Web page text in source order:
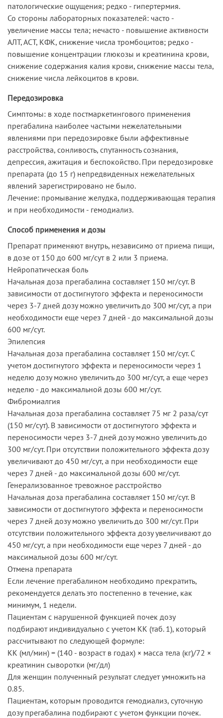
патологические ощущения; редко - гипертермия.
Со стороны лабораторных показателей: часто -
увеличение массы тела; нечасто - повышение активности
АЛТ, АСТ, КФК, снижение числа тромбоцитов; редко -
повышение концентрации глюкозы и креатинина крови,
снижение содержания калия крови, снижение массы тела,
снижение числа лейкоцитов в крови.
Передозировка
Симптомы: в ходе постмаркетингового применения
прегабалина наиболее частыми нежелательными
явлениями при передозировке были аффективные
расстройства, сонливость, спутанность сознания,
депрессия, ажитация и беспокойство. При передозировке
препарата (до 15 г) непредвиденных нежелательных
явлений зарегистрировано не было.
Лечение: промывание желудка, поддерживающая терапия
и при необходимости - гемодиализ.
Способ применения и дозы
Препарат применяют внутрь, независимо от приема пищи,
в дозе от 150 до 600 мг/сут в 2 или 3 приема.
Нейропатическая боль
Начальная доза прегабалина составляет 150 мг/сут. В
зависимости от достигнутого эффекта и переносимости
через 3-7 дней дозу можно увеличить до 300 мг/сут, а при
необходимости еще через 7 дней - до максимальной дозы
600 мг/сут.
Эпилепсия
Начальная доза прегабалина составляет 150 мг/сут. С
учетом достигнутого эффекта и переносимости через 1
неделю дозу можно увеличить до 300 мг/сут, а еще через
неделю - до максимальной дозы 600 мг/сут.
Фибромиалгия
Начальная доза прегабалина составляет 75 мг 2 раза/сут
(150 мг/сут). В зависимости от достигнутого эффекта и
переносимости через 3-7 дней дозу можно увеличить до
300 мг/сут. При отсутствии положительного эффекта дозу
увеличивают до 450 мг/сут, а при необходимости еще
через 7 дней - до максимальной дозы 600 мг/сут.
Генерализованное тревожное расстройство
Начальная доза прегабалина составляет 150 мг/сут. В
зависимости от достигнутого эффекта и переносимости
через 7 дней дозу можно увеличить до 300 мг/сут. При
отсутствии положительного эффекта дозу увеличивают до
450 мг/сут, а при необходимости еще через 7 дней - до
максимальной дозы 600 мг/сут.
Отмена препарата
Если лечение прегабалином необходимо прекратить,
рекомендуется делать это постепенно в течение, как
минимум, 1 недели.
Пациентам с нарушенной функцией почек дозу
подбирают индивидуально с учетом КК (таб. 1), который
рассчитывают по следующей формуле:
КК (мл/мин) = (140 - возраст в годах) × масса тела (кг)/72 ×
креатинин сыворотки (мг/дл)
Для женщин полученный результат следует умножить на
0.85.
Пациентам, которым проводится гемодиализ, суточную
дозу прегабалина подбирают с учетом функции почек.